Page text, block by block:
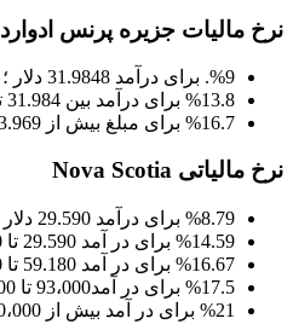
نرخ مالیات جزیره پرنس ادوارد
%9. برای درآمد 31.9848 دلار ؛
%13.8 برای درآمد بین 31.984 تا 63.969 دلار ؛
%16.7 برای مبلغ بیش از 63.969 دلار ؛
نرخ مالیاتی Nova Scotia
%8.79 برای درآمد 29.590 دلار یا کمتر از آن ؛
%14.59 برای در آمد 29.590 تا 59.180 دلار ؛
%16.67 برای در آمد 59.180 تا 93000 دلار ؛
%17.5 برای در آمد93،000 تا 150،000 دلار ؛
%21 برای در آمد بیش از 150،000 دلار ؛